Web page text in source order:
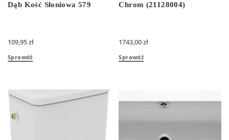
Dąb Kość Słoniowa 579
109,95zł
Sprawdź
Chrom (21128004)
1743,00zł
Sprawdź